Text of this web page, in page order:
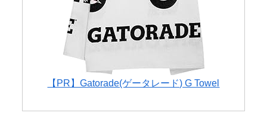
【PR】Gatorade(ゲータレード) G Towel